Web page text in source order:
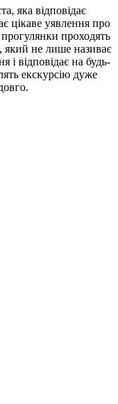
яка відповідає
цікаве уявлення про
проходять
який не лише називає
і відповідає на будь-
екскурсію дуже